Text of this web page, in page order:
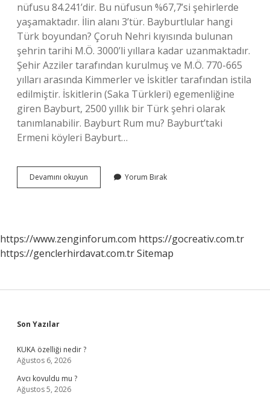
nüfusu 84.241’dir. Bu nüfusun %67,7’si şehirlerde
yaşamaktadır. İlin alanı 3’tür. Bayburtlular hangi
Türk boyundan? Çoruh Nehri kıyısında bulunan
şehrin tarihi M.Ö. 3000’li yıllara kadar uzanmaktadır.
Şehir Azziler tarafından kurulmuş ve M.Ö. 770-665
yılları arasında Kimmerler ve İskitler tarafından istila
edilmiştir. İskitlerin (Saka Türkleri) egemenliğine
giren Bayburt, 2500 yıllık bir Türk şehri olarak
tanımlanabilir. Bayburt Rum mu? Bayburt’taki
Ermeni köyleri Bayburt…
Devamını okuyun Bayburt
Hangi
Yorum Bırak
https://www.zenginforum.com https://gocreativ.com.tr
https://genclerhirdavat.com.trSitemap
Sidebar
Son Yazılar
KUKA özelliği nedir ?
Ağustos 6, 2026
Avcı kovuldu mu ?
Ağustos 5, 2026